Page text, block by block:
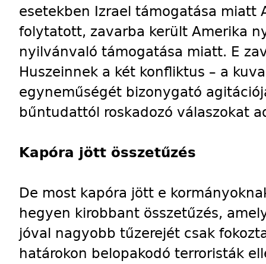
esetekben Izrael támogatása miatt
folytatott, zavarba került Amerika
nyilvánvaló támogatása miatt. E
Huszeinnek a két konfliktus – a
egyneműségét bizonygató
bűntudattól roskadozó válaszokat
Kapóra jött összetűzés
De most kapóra jött e
hegyen kirobbant összetűzés,
jóval nagyobb tűzerejét csak
határokon belopakodó terroristák